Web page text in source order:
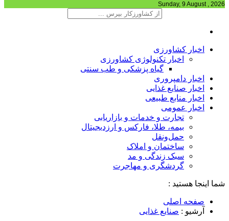
Sunday, 9 August , 2026
اخبار کشاورزی
اخبار تکنولوژی کشاورزی
گیاه پزشکی و طب سنتی
اخبار دامپروری
اخبار صنایع غذایی
اخبار منابع طبیعی
اخبار عمومی
تجارت و خدمات و بازاریابی
بیمه، طلا، فارکس و ارزدیجیتال
حمل‌و‌نقل
ساختمان و املاک
سبک زندگی و مد
گردشگری و مهاجرت
شما اینجا هستید :
صفحه اصلی
آرشیو : صنایع غذایی